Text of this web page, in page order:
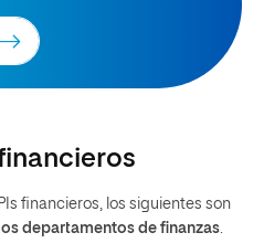
financieros, los siguientes son
departamentos de finanzas